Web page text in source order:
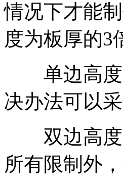
情况下才能
度为板厚的3
单边高度
决办法可以
双边高度
所有限制外